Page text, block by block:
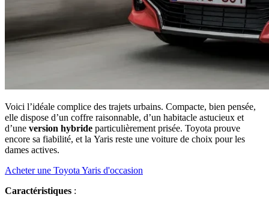
Voici l’idéale complice des trajets urbains. Compacte, bien pensée,
elle dispose d’un coffre raisonnable, d’un habitacle astucieux et
d’une version hybride particulièrement prisée. Toyota prouve
encore sa fiabilité, et la Yaris reste une voiture de choix pour les
dames actives.
Acheter une Toyota Yaris d'occasion
Caractéristiques :